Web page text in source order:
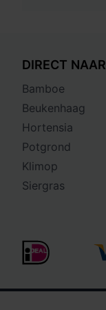
DIRECT NAAR
Bamboe
Beukenhaag
Hortensia
Potgrond
Klimop
Siergras